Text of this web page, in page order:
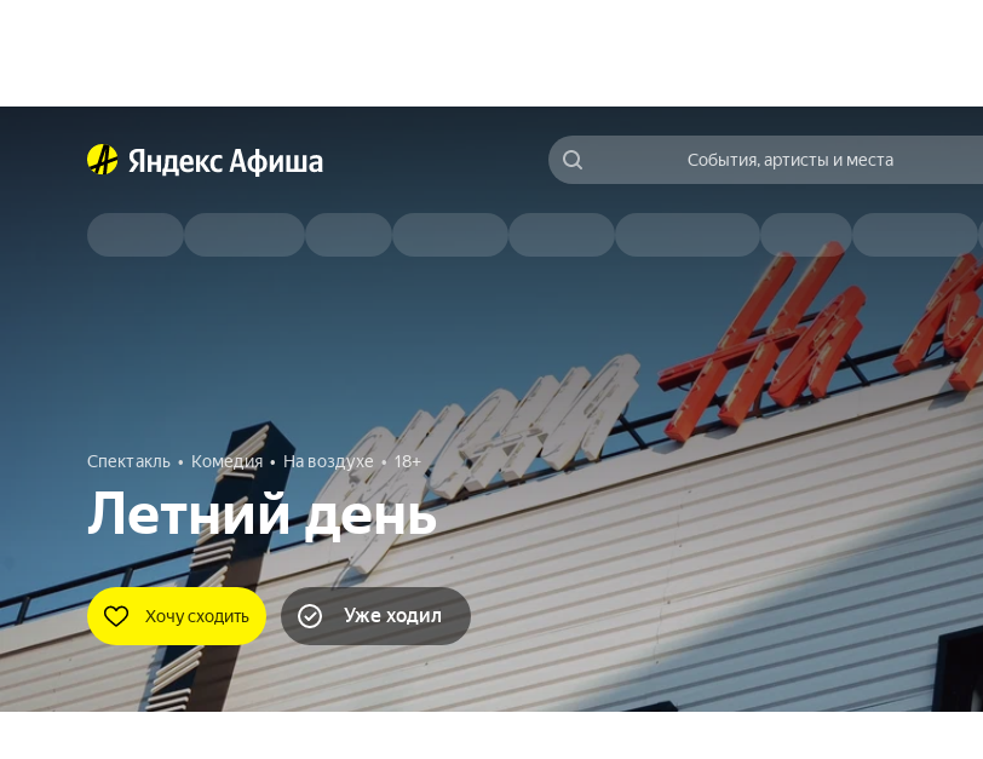
События, артисты и места
Спектакль Комедия На воздухе 18+
Летний день
Хочу сходить Уже ходил